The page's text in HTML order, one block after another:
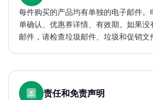
每件购买的产品均有单独的电子邮件。
单确认、优惠券详情、有效期。如果没
邮件，请检查垃圾邮件、垃圾和促销文
责任和免责声明